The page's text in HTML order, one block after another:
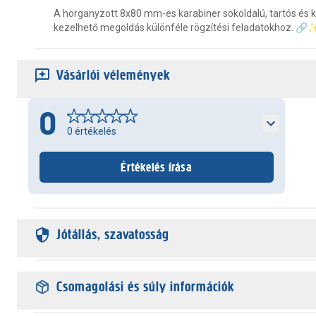
A horganyzott 8x80 mm-es karabiner sokoldalú, tartós és
kezelhető megoldás különféle rögzítési feladatokhoz.
Vásárlói vélemények
0 0 értékelés
Értékelés írása
Jótállás, szavatosság
Csomagolási és súly információk